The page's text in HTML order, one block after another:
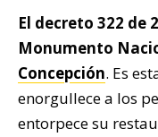
El decreto 322 de
Monumento
Concepción. Es
enorgullece a los
entorpece su